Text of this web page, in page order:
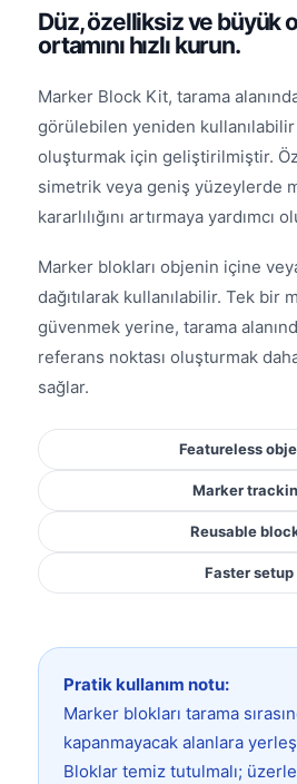
Düz, özelliksiz ve büyük
ortamını hızlı kurun.
Marker Block Kit, tarama
görülebilen yeniden
oluşturmak için geliştirilmiştir.
simetrik veya geniş yüzeylerde
kararlılığını artırmaya yardımcı
Marker blokları objenin içine
dağıtılarak kullanılabilir. Tek bir
güvenmek yerine, tarama
referans noktası oluşturmak
sağlar.
Featureless
Marker
Reusable
Faster setup
Pratik kullanım notu:
Marker blokları tarama
kapanmayacak alanlara
Bloklar temiz tutulmalı;